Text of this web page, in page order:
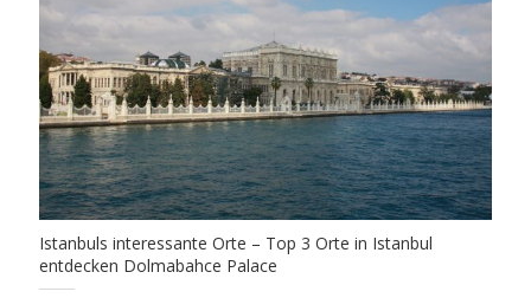
Istanbuls interessante Orte – Top 3 Orte in Istanbul
entdecken Dolmabahce Palace